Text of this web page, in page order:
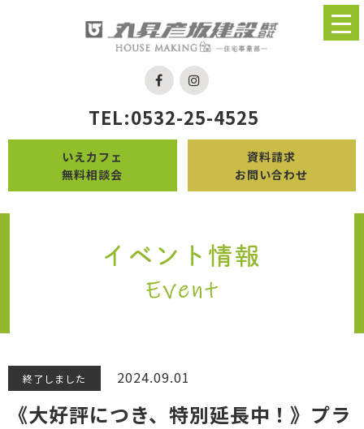
TEL:0532-25-4525
いえカフェ
無料相談会
資料請求
お問い合わせ
終了しました 2024.09.01
《大好評につき、特別延長中！》プラ